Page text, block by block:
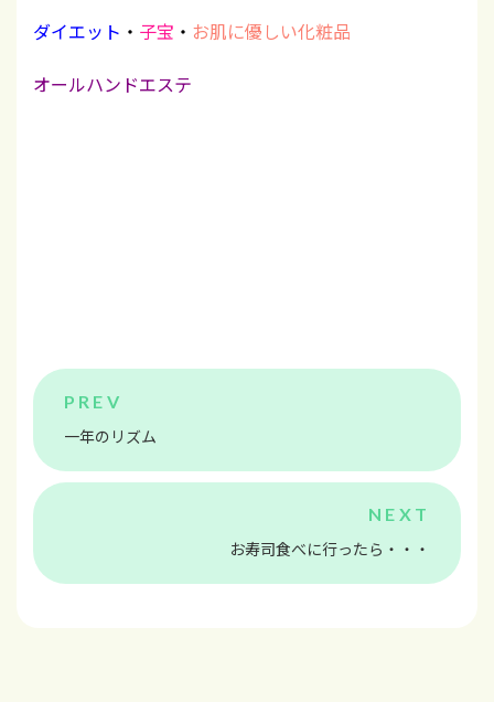
ダイエット ・ 子宝 ・ お肌に優しい化粧品
オールハンドエステ
一年のリズム
お寿司食べに行ったら・・・